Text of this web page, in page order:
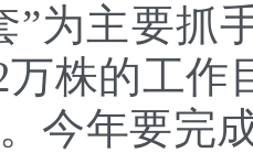
”为主要抓
万株的工
今年要完